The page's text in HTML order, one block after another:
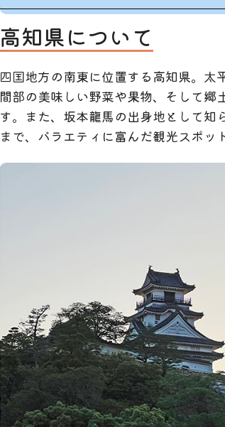
高知県について
四国地方の南東に位置する高知県。
間部の美味しい野菜や果物、そして
す。また、坂本龍馬の出身地として
まで、バラエティに富んだ観光スポッ